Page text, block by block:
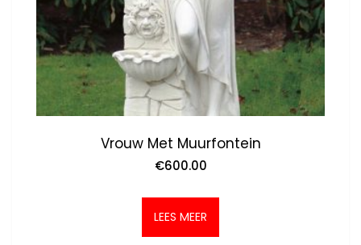
Vrouw Met Muurfontein
€600.00
LEES MEER